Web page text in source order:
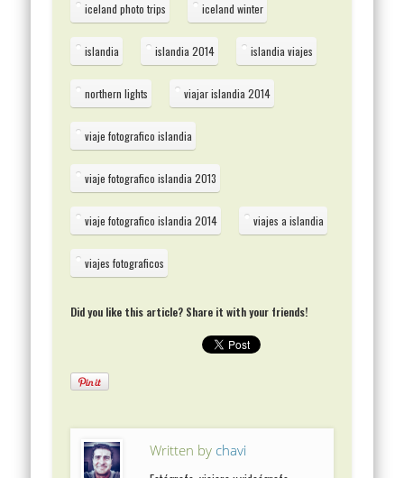
iceland photo trips iceland winter
islandia islandia 2014 islandia viajes
northern lights viajar islandia 2014
viaje fotografico islandia
viaje fotografico islandia 2013
viaje fotografico islandia 2014 viajes a islandia
viajes fotograficos
Did you like this article? Share it with your friends!
Written by chavi